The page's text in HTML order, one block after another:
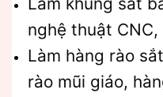
nghệ thuật
Làm hàng rào
rào mũi giáo,